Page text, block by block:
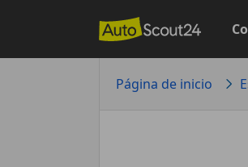
Página de inicio